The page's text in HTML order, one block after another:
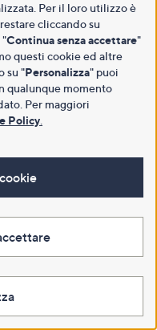
Per il loro utilizzo è
cliccando su
"Continua senza accettare"
questi cookie ed altre
su "Personalizza" puoi
qualunque momento
Per maggiori
Policy